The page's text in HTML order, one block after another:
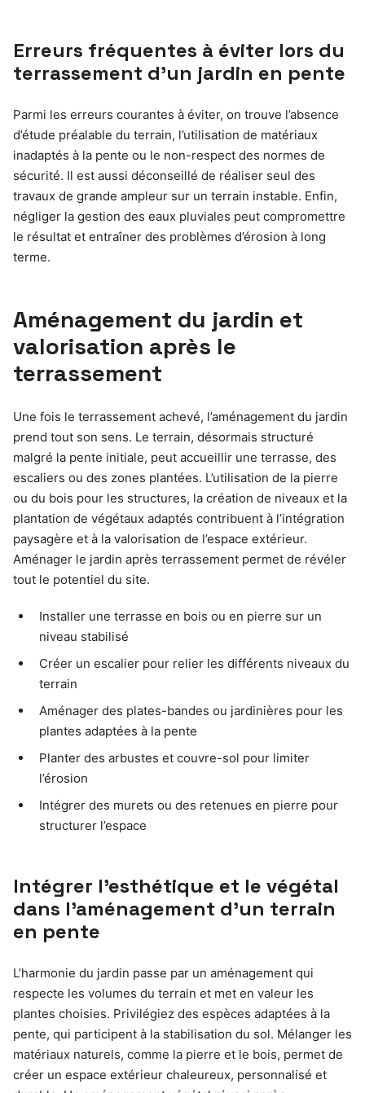
Erreurs fréquentes à éviter lors du
terrassement d’un jardin en pente
Parmi les erreurs courantes à éviter, on trouve l’absence
d’étude préalable du terrain, l’utilisation de matériaux
inadaptés à la pente ou le non-respect des normes de
sécurité. Il est aussi déconseillé de réaliser seul des
travaux de grande ampleur sur un terrain instable. Enfin,
négliger la gestion des eaux pluviales peut compromettre
le résultat et entraîner des problèmes d’érosion à long
terme.
Aménagement du jardin et
valorisation après le
terrassement
Une fois le terrassement achevé, l’aménagement du jardin
prend tout son sens. Le terrain, désormais structuré
malgré la pente initiale, peut accueillir une terrasse, des
escaliers ou des zones plantées. L’utilisation de la pierre
ou du bois pour les structures, la création de niveaux et la
plantation de végétaux adaptés contribuent à l’intégration
paysagère et à la valorisation de l’espace extérieur.
Aménager le jardin après terrassement permet de révéler
tout le potentiel du site.
Installer une terrasse en bois ou en pierre sur un
niveau stabilisé
Créer un escalier pour relier les différents niveaux du
terrain
Aménager des plates-bandes ou jardinières pour les
plantes adaptées à la pente
Planter des arbustes et couvre-sol pour limiter
l’érosion
Intégrer des murets ou des retenues en pierre pour
structurer l’espace
Intégrer l’esthétique et le végétal
dans l’aménagement d’un terrain
en pente
L’harmonie du jardin passe par un aménagement qui
respecte les volumes du terrain et met en valeur les
plantes choisies. Privilégiez des espèces adaptées à la
pente, qui participent à la stabilisation du sol. Mélanger les
matériaux naturels, comme la pierre et le bois, permet de
créer un espace extérieur chaleureux, personnalisé et